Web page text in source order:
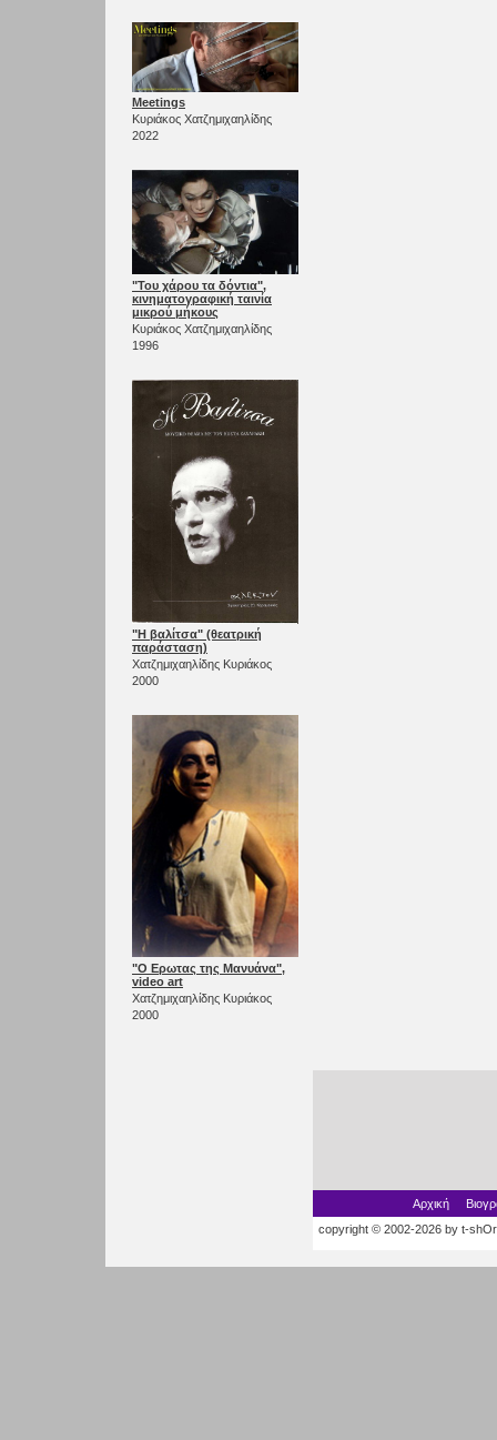
Meetings
Κυριάκος Χατζημιχαηλίδης
2022
"Του χάρου τα δόντια",
κινηματογραφική ταινία
μικρού μήκους
Κυριάκος Χατζημιχαηλίδης
1996
"Η βαλίτσα" (θεατρική
παράσταση)
Χατζημιχαηλίδης Κυριάκος
2000
"Ο Ερωτας της Μανυάνα",
video art
Χατζημιχαηλίδης Κυριάκος
2000
Αρχική
copyright © 2002-2026 by t-